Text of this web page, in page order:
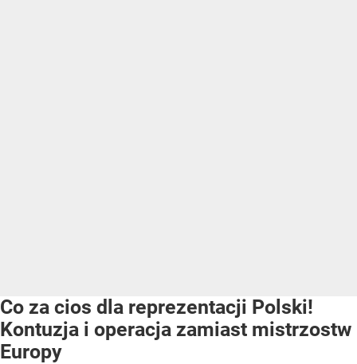
Co za cios dla reprezentacji Polski!
Kontuzja i operacja zamiast mistrzostw
Europy